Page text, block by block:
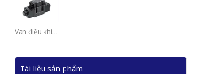
Van điều khiển hướng vận hành bằng điện từ DSV-G03, kết nối hộp đấu dây.
Tài liệu sản phẩm